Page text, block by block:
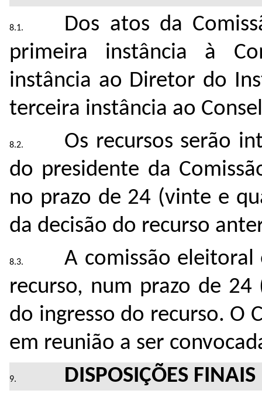
Dos atos da
primeira instância à
instância ao Diretor do
terceira instância ao
Os recursos serão
do presidente da
no prazo de 24 (vinte e
da decisão do recurso
A comissão
recurso, num prazo de
do ingresso do recurso. O
em reunião a ser
DISPOSIÇÕES FINAIS